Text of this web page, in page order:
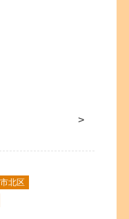
>
北区